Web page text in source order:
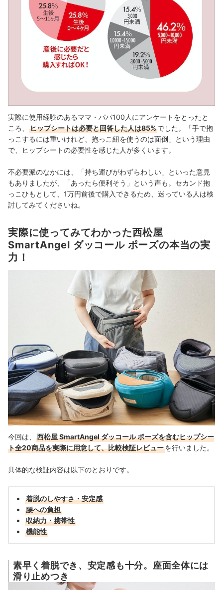
実際に使用経験のあるママ・パパ100人にアンケートをとったと
ころ、
ヒップシートは必要と回答した人は85%でした。「手で抱
っこするには重いけれど、抱っこ紐を使うのは面倒」という理由
で、ヒップシートの必要性を感じた人が多くいます。
不必要派のなかには、「持ち運びがわずらわしい」といった意見
もありましたが、「あったら便利そう」という声も。セカンド抱
っこひもとして、1万円前後で購入できるため、迷っている人は検
討してみてくださいね。
実際に使ってみてわかった西松屋
SmartAngel ダッコール ポーズの本当の実
力！
今回は、
西松屋 SmartAngel ダッコール ポーズを含むヒップシー
ト全20商品を実際に用意して、比較検証レビューを行いました。
具体的な検証内容は以下のとおりです。
着脱のしやすさ・安定感
腰への負担
収納力・携帯性
機能性
素早く着脱でき、安定感も十分。座面全体には
滑り止めつき